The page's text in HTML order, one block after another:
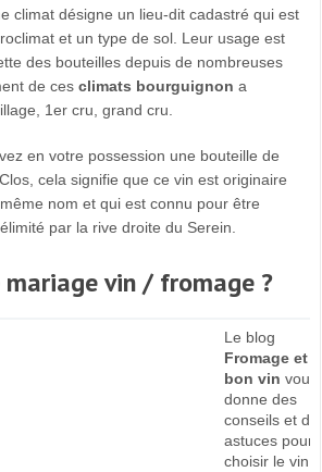
climat désigne un lieu-dit cadastré qui est
et un type de sol. Leur usage est
des bouteilles depuis de nombreuses
de cesclimats bourguignon a
1er cru, grand cru.
en votre possession une bouteille de
cela signifie que ce vin est originaire
nom et qui est connu pour être
par la rive droite du Serein.
mariage vin / fromage ?
Le blog
Fromage et
bon vin vous
donne des
conseils et
astuces pour
choisir le vin